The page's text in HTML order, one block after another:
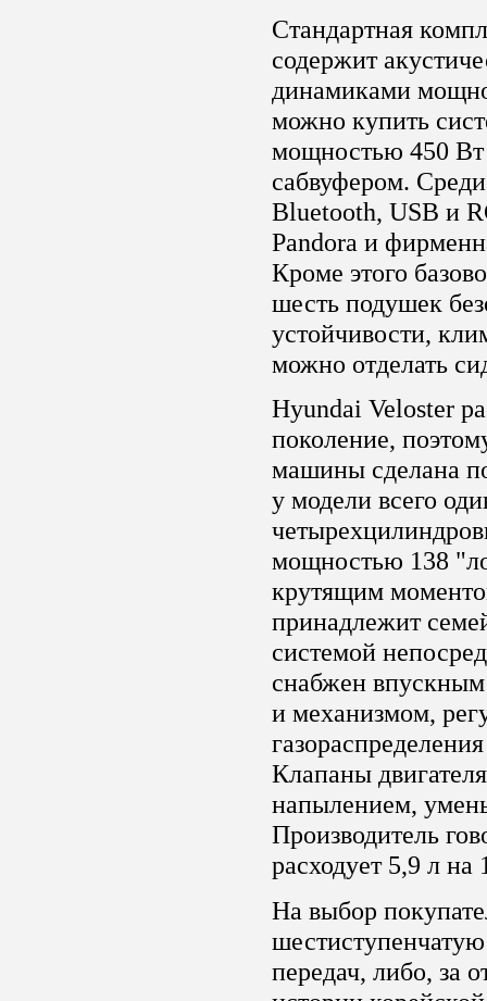
Стандартная
содержит
динамиками
можно купить
мощностью 450
сабвуфером.
Bluetooth, USB и
Pandora и
Кроме этого
шесть подушек
устойчивости,
можно отделать
Hyundai Veloster
поколение,
машины сделана
у модели всего
мощностью 138
крутящим
принадлежит
системой
снабжен
и механизмом,
Клапаны
напылением,
Производитель
расходует 5,9 л на
На выбор
передач, либо, за